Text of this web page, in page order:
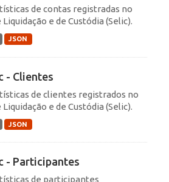
de contas registradas no
e de Custódia (Selic).
JSON
- Clientes
de clientes registrados no
e de Custódia (Selic).
JSON
- Participantes
de participantes